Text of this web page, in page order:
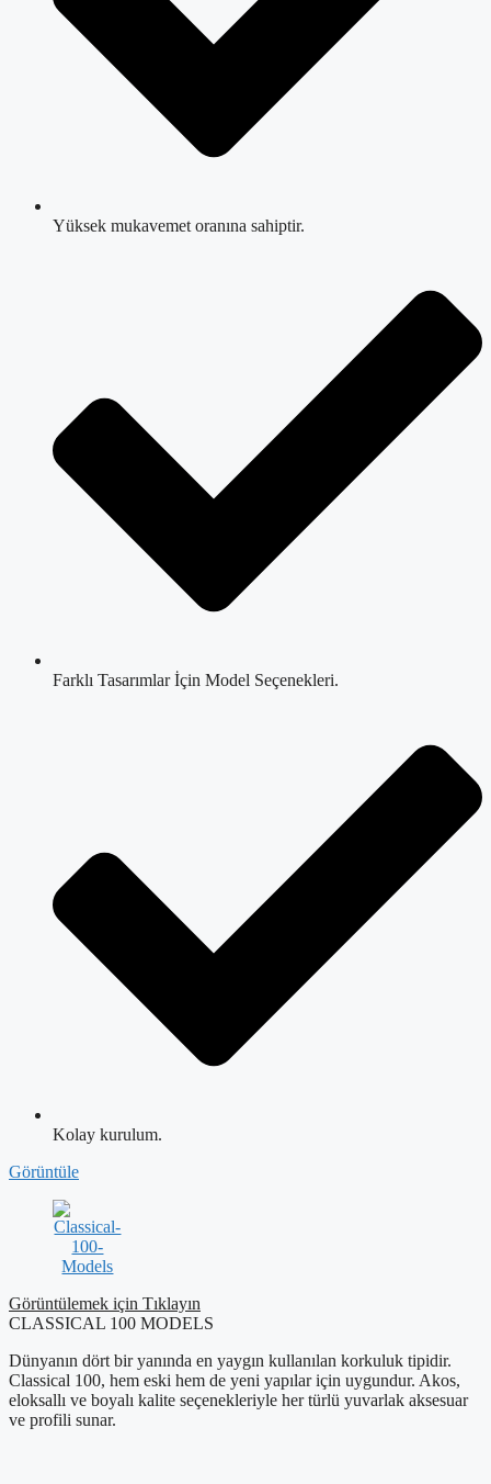
Yüksek mukavemet oranına sahiptir.
Farklı Tasarımlar İçin Model Seçenekleri.
Kolay kurulum.
Görüntüle
Görüntülemek için Tıklayın
CLASSICAL 100 MODELS
Dünyanın dört bir yanında en yaygın kullanılan korkuluk tipidir.
Classical 100, hem eski hem de yeni yapılar için uygundur. Akos,
eloksallı ve boyalı kalite seçenekleriyle her türlü yuvarlak aksesuar
ve profili sunar.